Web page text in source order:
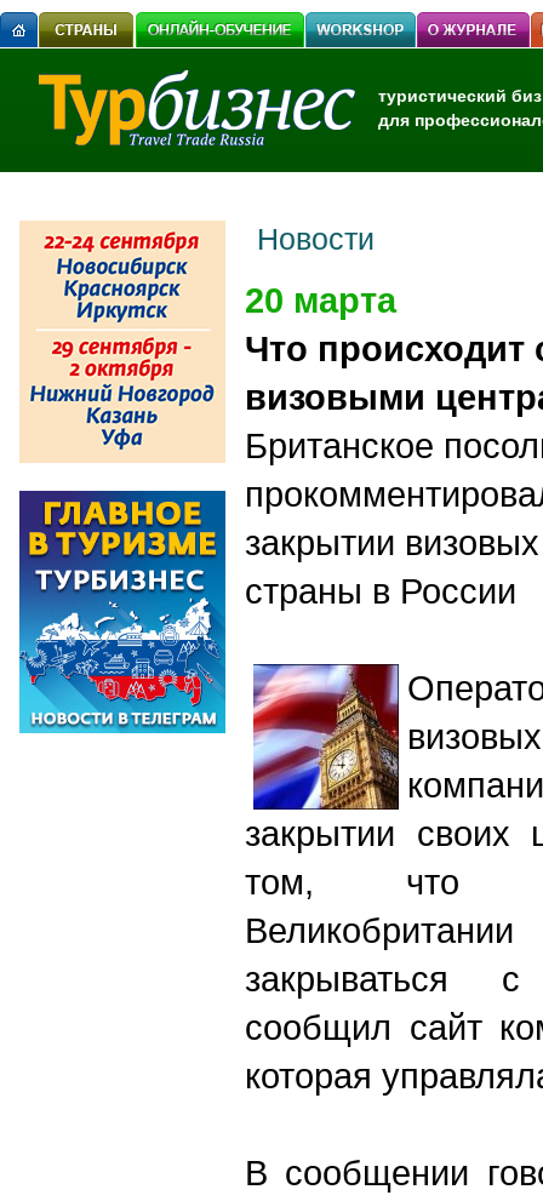
туристический
для
Новости
20 марта
Что происходит
визовыми
Британское
закрытии
страны в России
закрытии
том, что
закрываться
сообщил сайт
которая
В сообщении